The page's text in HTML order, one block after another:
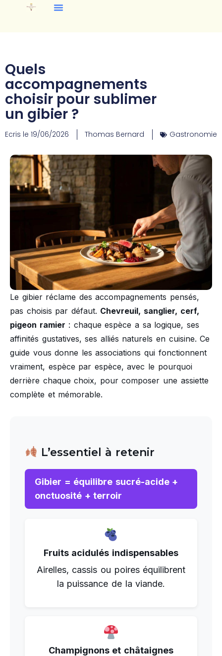
Quels
accompagnements
choisir pour sublimer
un gibier ?
Ecris le 19/06/2026 Thomas Bernard Gastronomie
Le gibier réclame des accompagnements pensés,
pas choisis par défaut. Chevreuil, sanglier, cerf,
pigeon ramier : chaque espèce a sa logique, ses
affinités gustatives, ses alliés naturels en cuisine. Ce
guide vous donne les associations qui fonctionnent
vraiment, espèce par espèce, avec le pourquoi
derrière chaque choix, pour composer une assiette
complète et mémorable.
L’essentiel à retenir
Gibier = équilibre sucré-acide +
onctuosité + terroir
Fruits acidulés indispensables
Airelles, cassis ou poires équilibrent
la puissance de la viande.
Champignons et châtaignes